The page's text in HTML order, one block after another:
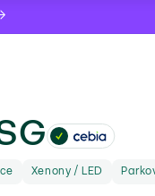
Xenony / LED